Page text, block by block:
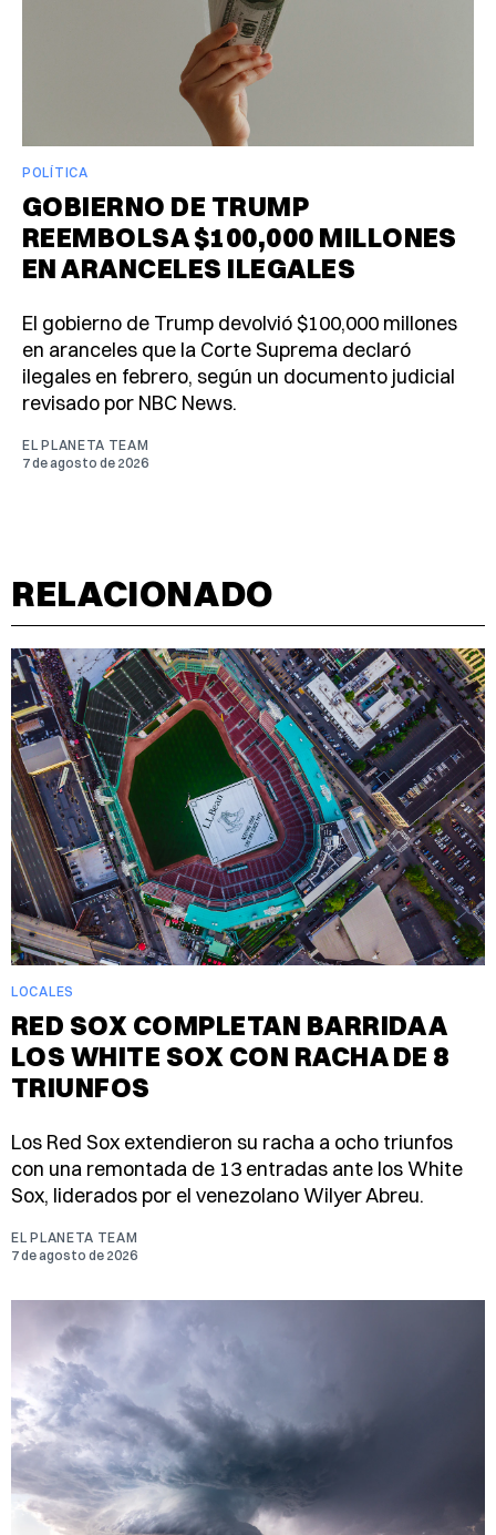
POLÍTICA
GOBIERNO DE TRUMP
REEMBOLSA $100,000 MILLONES
EN ARANCELES ILEGALES
El gobierno de Trump devolvió $100,000 millones
en aranceles que la Corte Suprema declaró
ilegales en febrero, según un documento judicial
revisado por NBC News.
EL PLANETA TEAM
7 de agosto de 2026
RELACIONADO
LOCALES
RED SOX COMPLETAN BARRIDA A
LOS WHITE SOX CON RACHA DE 8
TRIUNFOS
Los Red Sox extendieron su racha a ocho triunfos
con una remontada de 13 entradas ante los White
Sox, liderados por el venezolano Wilyer Abreu.
EL PLANETA TEAM
7 de agosto de 2026